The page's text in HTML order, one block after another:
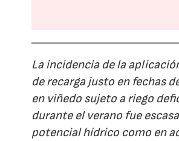
La incidencia de la
de recarga justo en fechas
en viñedo sujeto a riego
durante el verano fue
potencial hídrico como en